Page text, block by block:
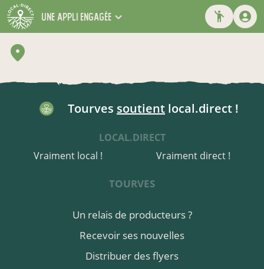
une appli engagée
Tourves soutient local.direct !
LOCAL.DIRECT
Vraiment local !
Vraiment direct !
TOURVES
Un relais de producteurs ?
Recevoir ses nouvelles
Distribuer des flyers